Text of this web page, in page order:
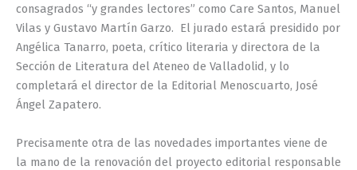
consagrados “y grandes lectores” como Care Santos, Manuel
Vilas y Gustavo Martín Garzo. El jurado estará presidido por
Angélica Tanarro, poeta, crítico literaria y directora de la
Sección de Literatura del Ateneo de Valladolid, y lo
completará el director de la Editorial Menoscuarto, José
Ángel Zapatero.
Precisamente otra de las novedades importantes viene de
la mano de la renovación del proyecto editorial responsable